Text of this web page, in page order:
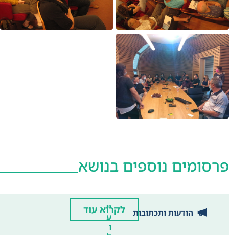
פרסומים נוספים בנושא
הודעות ותכתובות
יי
ע
ו
לקרוא עוד